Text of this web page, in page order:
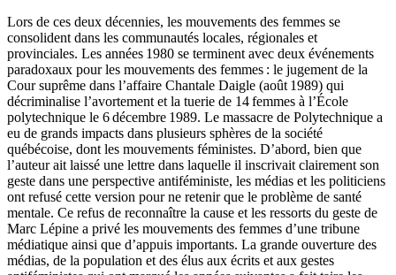
Lors de ces deux décennies, les mouvements des femmes se
consolident dans les communautés locales, régionales et
provinciales. Les années 1980 se terminent avec deux événements
paradoxaux pour les mouvements des femmes : le jugement de la
Cour suprême dans l’affaire Chantale Daigle (août 1989) qui
décriminalise l’avortement et la tuerie de 14 femmes à l’École
polytechnique le 6 décembre 1989. Le massacre de Polytechnique a
eu de grands impacts dans plusieurs sphères de la société
québécoise, dont les mouvements féministes. D’abord, bien que
l’auteur ait laissé une lettre dans laquelle il inscrivait clairement son
geste dans une perspective antiféministe, les médias et les politiciens
ont refusé cette version pour ne retenir que le problème de santé
mentale. Ce refus de reconnaître la cause et les ressorts du geste de
Marc Lépine a privé les mouvements des femmes d’une tribune
médiatique ainsi que d’appuis importants. La grande ouverture des
médias, de la population et des élus aux écrits et aux gestes